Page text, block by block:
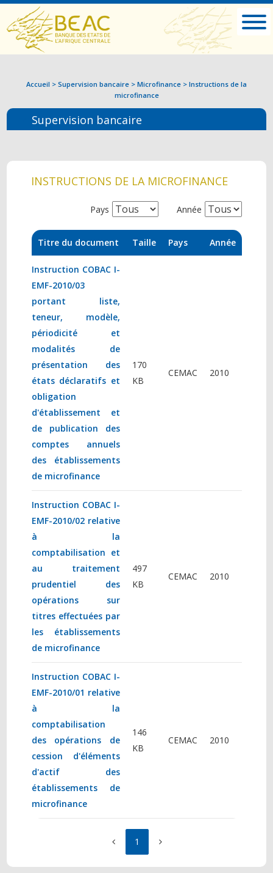
Accueil > Supervision bancaire > Microfinance > Instructions de la
microfinance
Supervision bancaire
INSTRUCTIONS DE LA MICROFINANCE
Pays Année
Titre du document Taille Pays Année
Instruction COBAC I-
EMF-2010/03
portant liste,
teneur, modèle,
périodicité et
modalités de
présentation des
états déclaratifs et
obligation
d'établissement et
de publication des
comptes annuels
des établissements
de microfinance
170
KB
CEMAC 2010
Instruction COBAC I-
EMF-2010/02 relative
à la
comptabilisation et
au traitement
prudentiel des
opérations sur
titres effectuées par
les établissements
de microfinance
497
KB
CEMAC 2010
Instruction COBAC I-
EMF-2010/01 relative
à la
comptabilisation
des opérations de
cession d'éléments
d'actif des
établissements de
microfinance
146
KB
CEMAC 2010
1